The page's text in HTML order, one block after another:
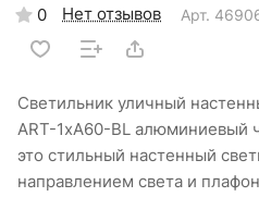
0 Нет отзывов Арт.
Светильник уличный
ART-1хA60-BL алюминиевый
это стильный настенный
направлением света и